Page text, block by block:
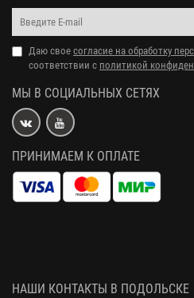
Даю свое согласие на обработку
соответствии с политикой
МЫ В СОЦИАЛЬНЫХ СЕТЯХ
ПРИНИМАЕМ К ОПЛАТЕ
НАШИ КОНТАКТЫ В ПОДОЛЬСКЕ